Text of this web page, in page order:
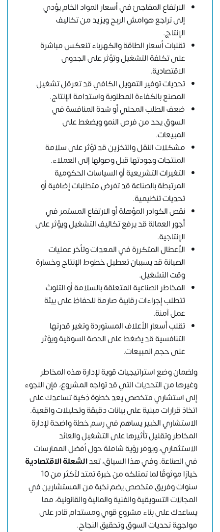
الارتفاع المفاجئ في أسعار المواد الخام يؤدي
إلى تراجع هوامش الربح ويزيد من تكاليف
الإنتاج.
تقلبات أسعار الطاقة والكهرباء تنعكس مباشرة
على تكلفة التشغيل وتؤثر على الجدوى
الاقتصادية.
تحديات توفير التمويل الكافي قد تعرقل تشغيل
المصنع بالكفاءة المطلوبة واستدامة الإنتاج.
ضعف الطلب المحلي أو شدة المنافسة في
السوق يحد من فرص النمو ويضغط على
المبيعات.
مشكلات النقل والتخزين قد تؤثر على سلامة
المنتجات وجودتها قبل وصولها إلى العملاء.
التغيرات التشريعية أو السياسات الحكومية
المرتبطة بالصناعة قد تفرض متطلبات إضافية أو
تحديات تنظيمية.
نقص الكوادر المؤهلة أو الارتفاع المستمر في
أجور العمالة قد يرفع تكاليف التشغيل ويؤثر على
الإنتاجية.
الأعطال المتكررة في المعدات وتأخر عمليات
الصيانة قد يسببان تعطيل خطوط الإنتاج وخسارة
وقت التشغيل.
المخاطر الصناعية المتعلقة بالسلامة أو التلوث
تتطلب إجراءات رقابية صارمة للحفاظ على بيئة
عمل آمنة.
تقلب أسعار الأعلاف المستوردة وتغير قدرتها
التنافسية قد يضغط على الحصة السوقية ويؤثر
على حجم المبيعات.
ولضمان وضع استراتيجيات قوية لإدارة هذه المخاطر
وغيرها من التحديات التي قد تواجه المشروع، فإن اللجوء
إلى استشاري متخصص يعد خطوة ذكية تساعدك على
اتخاذ قرارات مبنية على بيانات دقيقة وتحليلات واقعية.
الاستشاري الخبير يساهم في رسم خطة واضحة لإدارة
المخاطر وتقليل تأثيرها على التشغيل والعائد
الاستثماري، ويوفر رؤية شاملة حول أفضل الممارسات
في الصناعة. وفي هذا السياق، تعدالشعلة الاقتصادية
خيارًا موثوقًا لما تمتلكه من خبرة تمتد لأكثر من 10
سنوات وفريق متخصص يضم نخبة من المستشارين في
المجالات التسويقية والفنية والمالية والقانونية، مما
يساعدك على بناء مشروع قوي ومستدام قادر على
مواجهة تحديات السوق وتحقيق النجاح.